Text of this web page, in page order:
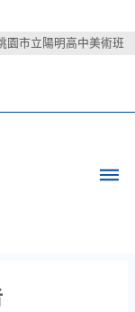
園市立陽明高中美術班